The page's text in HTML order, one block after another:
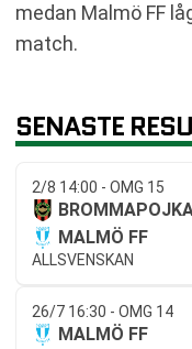
medan Malmö FF
match.
SENASTE
2/8 14:00 - OMG 15
MALMÖ FF
ALLSVENSKAN
26/7 16:30 - OMG 14
MALMÖ FF